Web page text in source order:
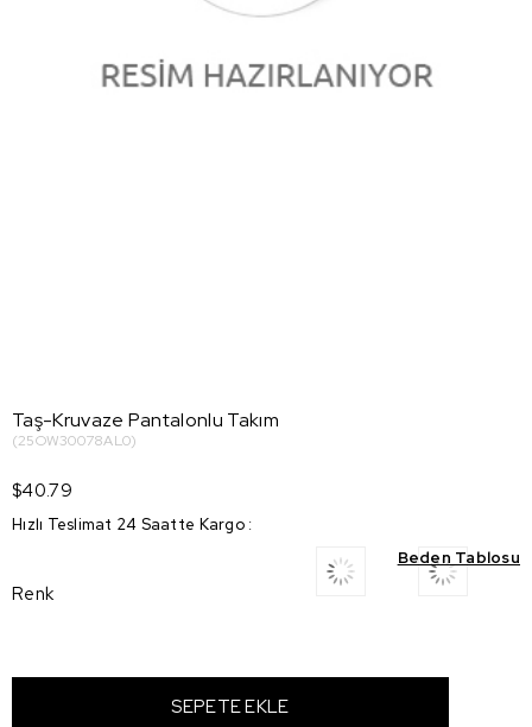
Taş-Kruvaze Pantalonlu Takım
(25OW30078AL0)
$40.79
Hızlı Teslimat 24 Saatte Kargo :
Beden Tablosu
Renk